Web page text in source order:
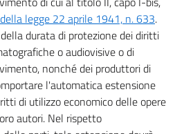
legge 22 aprile 1941, n. 633.
durata di protezione dei diritti
o audiovisive o di
nonché dei produttori di
l'automatica estensione
di utilizzo economico delle opere
autori. Nel rispetto